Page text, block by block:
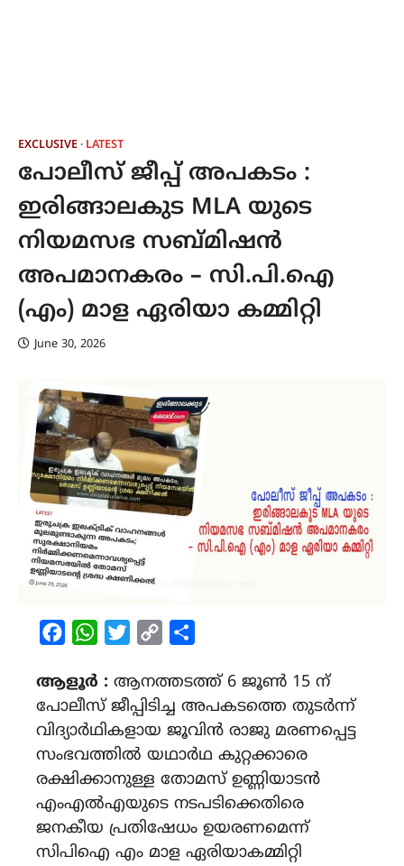
EXCLUSIVE LATEST
പോലീസ് ജീപ്പ് അപകടം :
ഇരിങ്ങാലകുട MLA യുടെ
നിയമസഭ സബ്മിഷൻ
അപമാനകരം – സി.പി.ഐ
(എം) മാള ഏരിയാ കമ്മിറ്റി
June 30, 2026
FacebookWhatsAppTwitterCopy
ആളൂർ : ആനത്തടത്ത് 6 ജൂൺ 15 ന്
പോലീസ് ജീപ്പിടിച്ച അപകടത്തെ തുടർന്ന്
വിദ്യാർഥികളായ ജൂവിൻ രാജു മരണപ്പെട്ട
സംഭവത്തിൽ യഥാർഥ കുറ്റക്കാരെ
രക്ഷിക്കാനുള്ള തോമസ് ഉണ്ണിയാടൻ
എംഎൽഎയുടെ നടപടിക്കെതിരെ
ജനകീയ പ്രതിഷേധം ഉയരണമെന്ന്‌
സിപിഐ എം മാള ഏരിയാകമ്മിറ്റി